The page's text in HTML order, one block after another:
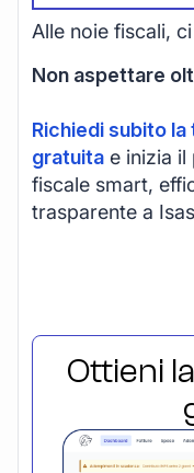
Alle noie fiscali,
Non aspettare
Richiedi subito
gratuita e inizia il
fiscale smart,
trasparente a
Ottieni